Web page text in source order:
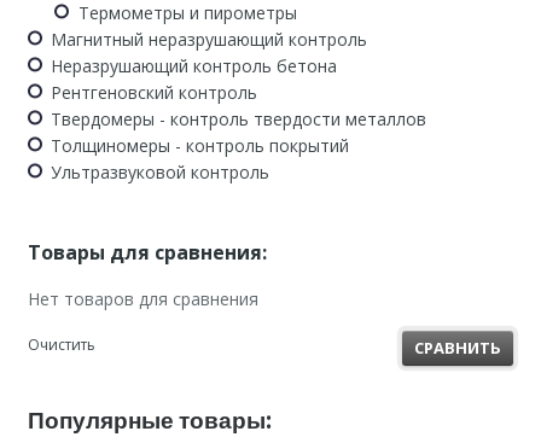
Термометры и пирометры
Магнитный неразрушающий контроль
Неразрушающий контроль бетона
Рентгеновский контроль
Твердомеры - контроль твердости металлов
Толщиномеры - контроль покрытий
Ультразвуковой контроль
Товары для сравнения:
Нет товаров для сравнения
Очистить СРАВНИТЬ
Популярные товары: